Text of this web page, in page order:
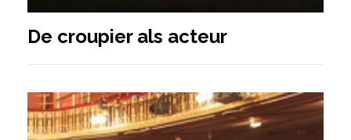
De croupier als acteur